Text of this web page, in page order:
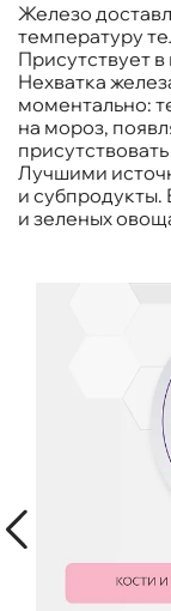
Железо
температуру
Присутствует
Нехватка
моментально:
на мороз,
Лучшими
и субпродукты.
и зеленых